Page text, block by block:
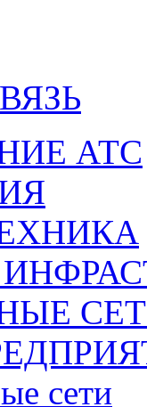
АТС
сети